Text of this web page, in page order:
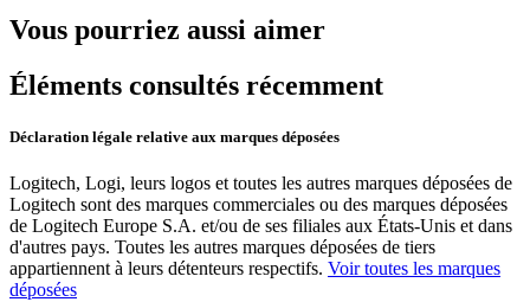
Vous pourriez aussi aimer
Éléments consultés récemment
Déclaration légale relative aux marques déposées
Logitech, Logi, leurs logos et toutes les autres marques déposées de
Logitech sont des marques commerciales ou des marques déposées
de Logitech Europe S.A. et/ou de ses filiales aux États-Unis et dans
d'autres pays. Toutes les autres marques déposées de tiers
appartiennent à leurs détenteurs respectifs. Voir toutes les marques
déposées